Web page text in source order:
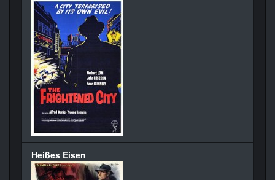
Heißes Eisen